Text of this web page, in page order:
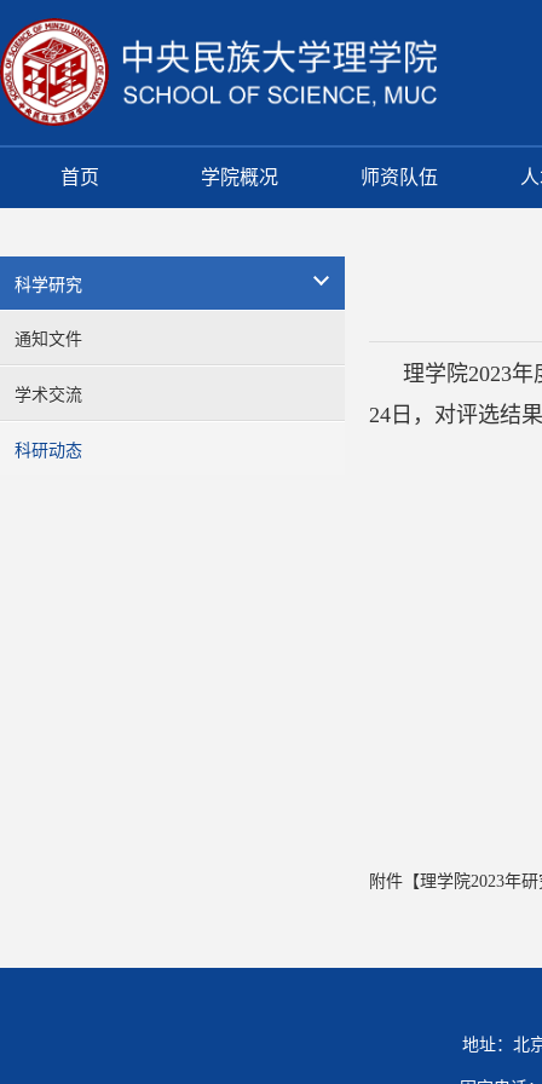
首页 学院概况 师资队伍
科学研究
通知文件
学术交流
科研动态
理学院2023
24日，对评选结
附件【理学院2023年
地址：北